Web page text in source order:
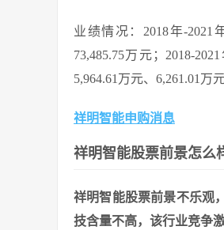
业绩情况：2018年-2021
73,485.75万元；2018-
5,964.61万元、6,261.01万
祥明智能申购消息
祥明智能股票前景怎么
祥明智能股票前景不乐观
技含量不高，该行业竞争